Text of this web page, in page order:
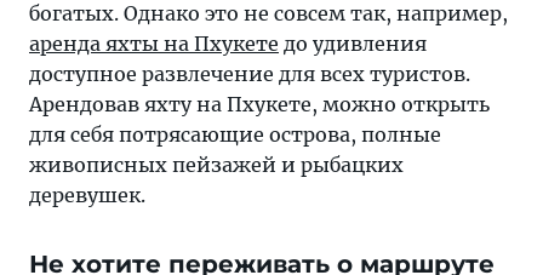
богатых. Однако это не совсем так, например,
аренда яхты на Пхукете до удивления
доступное развлечение для всех туристов.
Арендовав яхту на Пхукете, можно открыть
для себя потрясающие острова, полные
живописных пейзажей и рыбацких
деревушек.
Не хотите переживать о маршруте